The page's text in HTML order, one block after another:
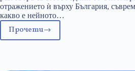
отражението ѝ върху България,
какво е нейното…
ПрочетиОктомврийската